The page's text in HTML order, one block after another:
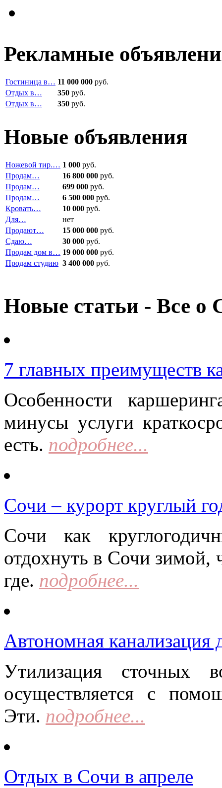
Рекламные
Гостиница в… 11 000 000 руб.
Отдых в…
350 руб.
Отдых в…
350 руб.
Новые объявления
Ножевой тир.… 1 000 руб.
Продам…
16 800 000 руб.
Продам…
699 000 руб.
Продам…
6 500 000 руб.
Кровать…
10 000 руб.
Для…
нет
Продают…
15 000 000 руб.
Сдаю…
30 000 руб.
Продам дом в… 19 000 000 руб.
Продам студию 3 400 000 руб.
Новые статьи - Все о
7 главных преимуществ
Особенности
минусы услуги
есть. подробнее...
Сочи – курорт круглый
Сочи как
отдохнуть в Сочи зимой,
где. подробнее...
Автономная канализация
Утилизация сточных
осуществляется с
Эти. подробнее...
Отдых в Сочи в апреле